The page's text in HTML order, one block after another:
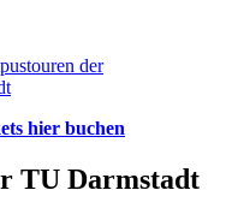
hier buchen
TU Darmstadt